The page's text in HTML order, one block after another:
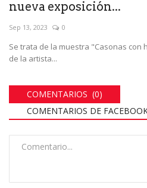
nueva exposición...
Sep 13, 2023 0
Se trata de la muestra "Casonas con
de la artista...
COMENTARIOS (0)
COMENTARIOS DE